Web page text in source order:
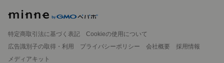
特定商取引法に基づく表記
Cookieの使用について
広告識別子の取得・利用
プライバシーポリシー 会社概要
採用情報
メディアキット